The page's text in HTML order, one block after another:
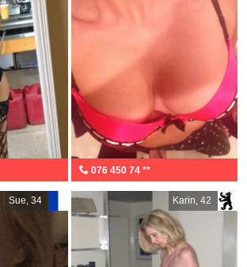
076 450 74 **
Sue, 34 Karin, 42